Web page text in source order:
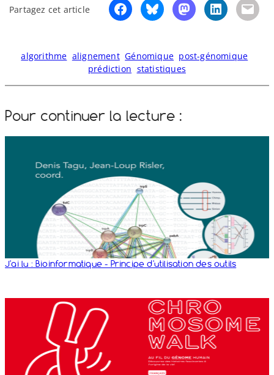
Partagez cet article
algorithme alignement Génomique post-génomique
prédiction statistiques
Pour continuer la lecture :
J'ai lu : Bioinformatique - Principe d'utilisation des outils